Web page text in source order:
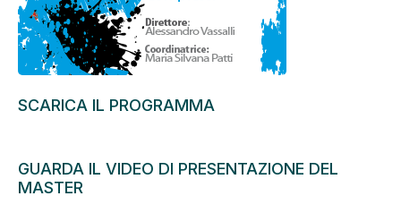
SCARICA IL PROGRAMMA
GUARDA IL VIDEO DI PRESENTAZIONE DEL
MASTER